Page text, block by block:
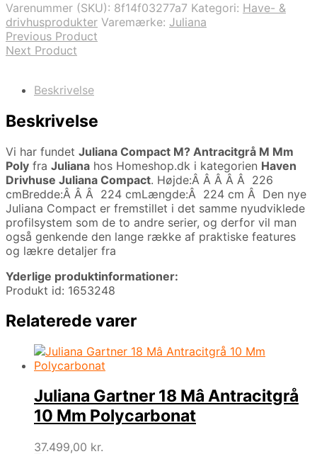
Varenummer (SKU): 8f14f03277a7 Kategori: Have- &
drivhusprodukter Varemærke: Juliana
Previous Product
Next Product
Beskrivelse
Beskrivelse
Vi har fundet Juliana Compact M? Antracitgrå M Mm
Poly fra Juliana hos Homeshop.dk i kategorien Haven
Drivhuse Juliana Compact. Højde:Â Â Â Â Â 226
cmBredde:Â Â Â 224 cmLængde:Â 224 cm Â Den nye
Juliana Compact er fremstillet i det samme nyudviklede
profilsystem som de to andre serier, og derfor vil man
også genkende den lange række af praktiske features
og lækre detaljer fra
Yderlige produktinformationer:
Produkt id: 1653248
Relaterede varer
Juliana Gartner 18 Mâ Antracitgrå
10 Mm Polycarbonat
37.499,00 kr.